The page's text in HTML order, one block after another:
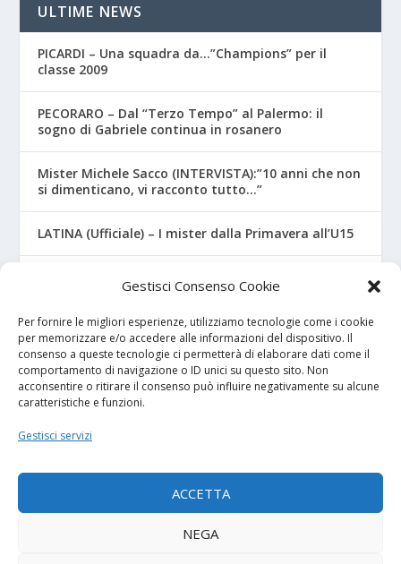
Gestisci Consenso Cookie
Per fornire le migliori esperienze, utilizziamo tecnologie come i cookie
per memorizzare e/o accedere alle informazioni del dispositivo. Il
consenso a queste tecnologie ci permetterà di elaborare dati come il
comportamento di navigazione o ID unici su questo sito. Non
acconsentire o ritirare il consenso può influire negativamente su alcune
caratteristiche e funzioni.
Gestisci servizi
ACCETTA
NEGA
ULTIME NEWS
PICARDI – Una squadra da…”Champions” per il
classe 2009
PECORARO – Dal “Terzo Tempo” al Palermo: il
sogno di Gabriele continua in rosanero
Mister Michele Sacco (INTERVISTA):”10 anni che non
si dimenticano, vi racconto tutto…”
LATINA (Ufficiale) – I mister dalla Primavera all’U15
CROTONE – Primavera/Under 17, novità sui nuovi
I NOSTRI SPONSOR
Calcio Panchina
Diretta.it